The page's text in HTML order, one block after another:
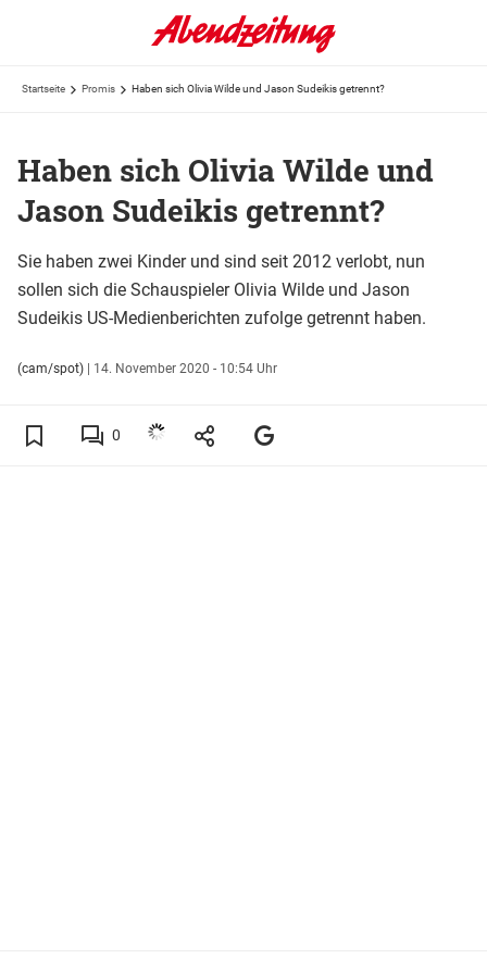
Startseite Promis Haben sich Olivia Wilde und Jason Sudeikis getrennt?
Haben sich Olivia Wilde und
Jason Sudeikis getrennt?
Sie haben zwei Kinder und sind seit 2012 verlobt, nun
sollen sich die Schauspieler Olivia Wilde und Jason
Sudeikis US-Medienberichten zufolge getrennt haben.
(cam/spot) | 14. November 2020 - 10:54 Uhr
0